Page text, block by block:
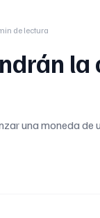
de lectura
la
una moneda de